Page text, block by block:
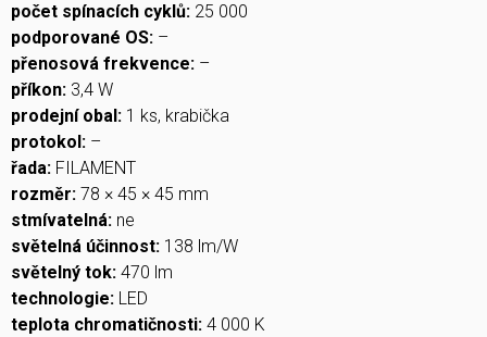
počet spínacích cyklů: 25 000
podporované OS: –
přenosová frekvence: –
příkon: 3,4 W
prodejní obal: 1 ks, krabička
protokol: –
řada: FILAMENT
rozměr: 78 × 45 × 45 mm
stmívatelná: ne
světelná účinnost: 138 lm/W
světelný tok: 470 lm
technologie: LED
teplota chromatičnosti: 4 000 K